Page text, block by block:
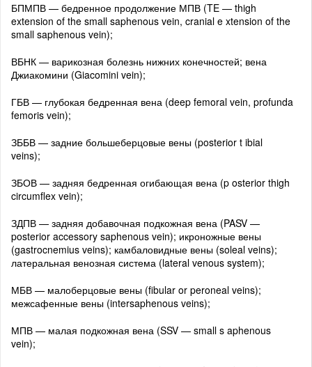
БПМПВ — бедренное продолжение МПВ (TE — thigh
extension of the small saphenous vein, cranial e xtension of the
small saphenous vein);
ВБНК — варикозная болезнь нижних конечностей; вена
Джиакомини (Giacomini vein);
ГБВ — глубокая бедренная вена (deep femoral vein, profunda
femoris vein);
ЗББВ — задние большеберцовые вены (posterior t ibial
veins);
ЗБОВ — задняя бедренная огибающая вена (p osterior thigh
circumflex vein);
ЗДПВ — задняя добавочная подкожная вена (PASV —
posterior accessory saphenous vein); икроножные вены
(gastrocnemius veins); камбаловидные вены (soleal veins);
латеральная венозная система (lateral venous system);
МБВ — малоберцовые вены (fibular or peroneal veins);
межсафенные вены (intersaphenous veins);
МПВ — малая подкожная вена (SSV — small s aphenous
vein);